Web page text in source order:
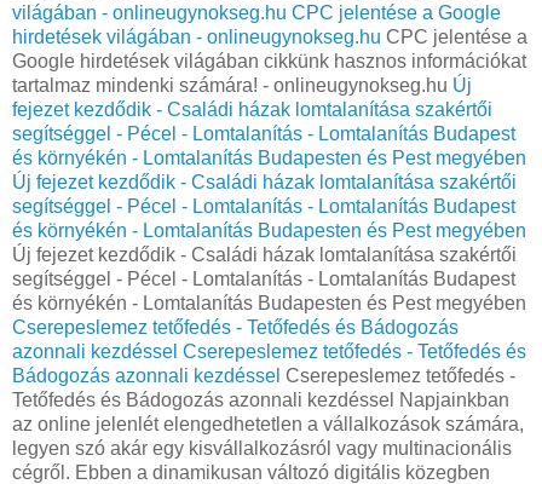
világában - onlineugynokseg.hu CPC jelentése a Google
hirdetések világában - onlineugynokseg.hu CPC jelentése a
Google hirdetések világában cikkünk hasznos információkat
tartalmaz mindenki számára! - onlineugynokseg.hu Új
fejezet kezdődik - Családi házak lomtalanítása szakértői
segítséggel - Pécel - Lomtalanítás - Lomtalanítás Budapest
és környékén - Lomtalanítás Budapesten és Pest megyében
Új fejezet kezdődik - Családi házak lomtalanítása szakértői
segítséggel - Pécel - Lomtalanítás - Lomtalanítás Budapest
és környékén - Lomtalanítás Budapesten és Pest megyében
Új fejezet kezdődik - Családi házak lomtalanítása szakértői
segítséggel - Pécel - Lomtalanítás - Lomtalanítás Budapest
és környékén - Lomtalanítás Budapesten és Pest megyében
Cserepeslemez tetőfedés - Tetőfedés és Bádogozás
azonnali kezdéssel Cserepeslemez tetőfedés - Tetőfedés és
Bádogozás azonnali kezdéssel Cserepeslemez tetőfedés -
Tetőfedés és Bádogozás azonnali kezdéssel Napjainkban
az online jelenlét elengedhetetlen a vállalkozások számára,
legyen szó akár egy kisvállalkozásról vagy multinacionális
cégről. Ebben a dinamikusan változó digitális közegben